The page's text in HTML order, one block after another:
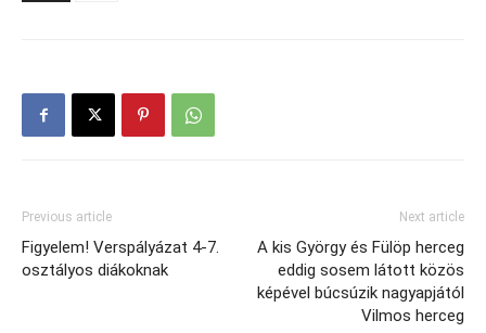
Previous article
Figyelem! Verspályázat 4-7.
osztályos diákoknak
Next article
A kis György és Fülöp herceg
eddig sosem látott közös
képével búcsúzik nagyapjától
Vilmos herceg